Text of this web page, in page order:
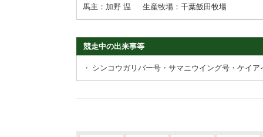
馬主：加野 温
生産牧場：千葉飯田牧場
競走中の出来事等
・ シンコウガリバー号・サマニウイング号・ケイ